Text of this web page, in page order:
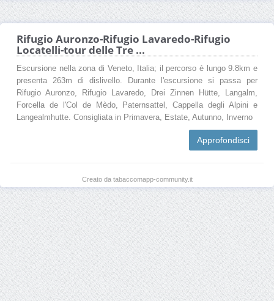
Rifugio Auronzo-Rifugio Lavaredo-Rifugio
Locatelli-tour delle Tre ...
Escursione nella zona di Veneto, Italia; il percorso è lungo 9.8km e
presenta 263m di dislivello. Durante l'escursione si passa per
Rifugio Auronzo, Rifugio Lavaredo, Drei Zinnen Hütte, Langalm,
Forcella de l'Col de Mèdo, Paternsattel, Cappella degli Alpini e
Langealmhutte. Consigliata in Primavera, Estate, Autunno, Inverno
Approfondisci
Creato da tabaccomapp-community.it